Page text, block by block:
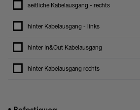
seitliche Kabelausgang - rechts
hinter Kabelausgang - links
hinter In&Out Kabelausgang
hinter Kabelausgang rechts